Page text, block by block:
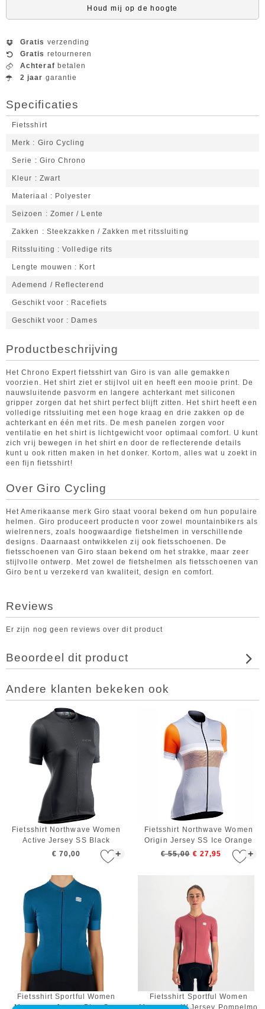
Houd mij op de hoogte
Gratis verzending
Gratis retourneren
Achteraf betalen
2 jaar garantie
Specificaties
Fietsshirt
Merk Giro Cycling
Serie Giro Chrono
Kleur Zwart
Materiaal Polyester
Seizoen Zomer / Lente
Zakken Steekzakken / Zakken met ritssluiting
Ritssluiting Volledige rits
Lengte mouwen Kort
Ademend / Reflecterend
Geschikt voor Racefiets
Geschikt voor Dames
Productbeschrijving
Het Chrono Expert fietsshirt van Giro is van alle gemakken
voorzien. Het shirt ziet er stijlvol uit en heeft een mooie print. De
nauwsluitende pasvorm en langere achterkant met siliconen
gripper zorgen dat het shirt perfect blijft zitten. Het shirt heeft een
volledige ritssluiting met een hoge kraag en drie zakken op de
achterkant en één met rits. De mesh panelen zorgen voor
ventilatie en het shirt is lichtgewicht voor optimaal comfort. U kunt
zich vrij bewegen in het shirt en door de reflecterende details
kunt u ook ritten maken in het donker. Kortom, alles wat u zoekt in
een fijn fietsshirt!
Over Giro Cycling
Het Amerikaanse merk Giro staat vooral bekend om hun populaire
helmen. Giro produceert producten voor zowel mountainbikers als
wielrenners, zoals hoogwaardige fietshelmen in verschillende
designs. Daarnaast ontwikkelen zij ook fietsschoenen. De
fietsschoenen van Giro staan bekend om het strakke, maar zeer
stijlvolle ontwerp. Met zowel de fietshelmen als fietsschoenen van
Giro bent u verzekerd van kwaliteit, design en comfort.
Reviews
Er zijn nog geen reviews over dit product
Beoordeel dit product
Andere klanten bekeken ook
+
Fietsshirt Northwave Women
Active Jersey SS Black
€ 70,00
+
Fietsshirt Northwave Women
Origin Jersey SS Ice Orange
€ 55,00 € 27,95
Fietsshirt Sportful Women
Fietsshirt Sportful Women